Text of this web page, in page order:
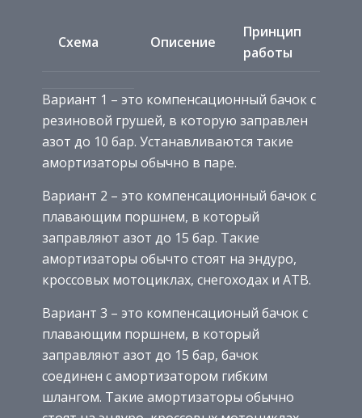
Схема Описение
Принцип
работы
Вариант 1 – это компенсационный бачок с
резиновой грушей, в которую заправлен
азот до 10 бар. Устанавливаются такие
амортизаторы обычно в паре.
Вариант 2 – это компенсационный бачок с
плавающим поршнем, в который
заправляют азот до 15 бар. Такие
амортизаторы обычто стоят на эндуро,
кроссовых мотоциклах, снегоходах и АТВ.
Вариант 3 – это компенсационый бачок с
плавающим поршнем, в который
заправляют азот до 15 бар, бачок
соединен с амортизатором гибким
шлангом. Такие амортизаторы обычно